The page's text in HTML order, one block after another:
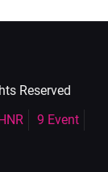
Reserved
9 Event